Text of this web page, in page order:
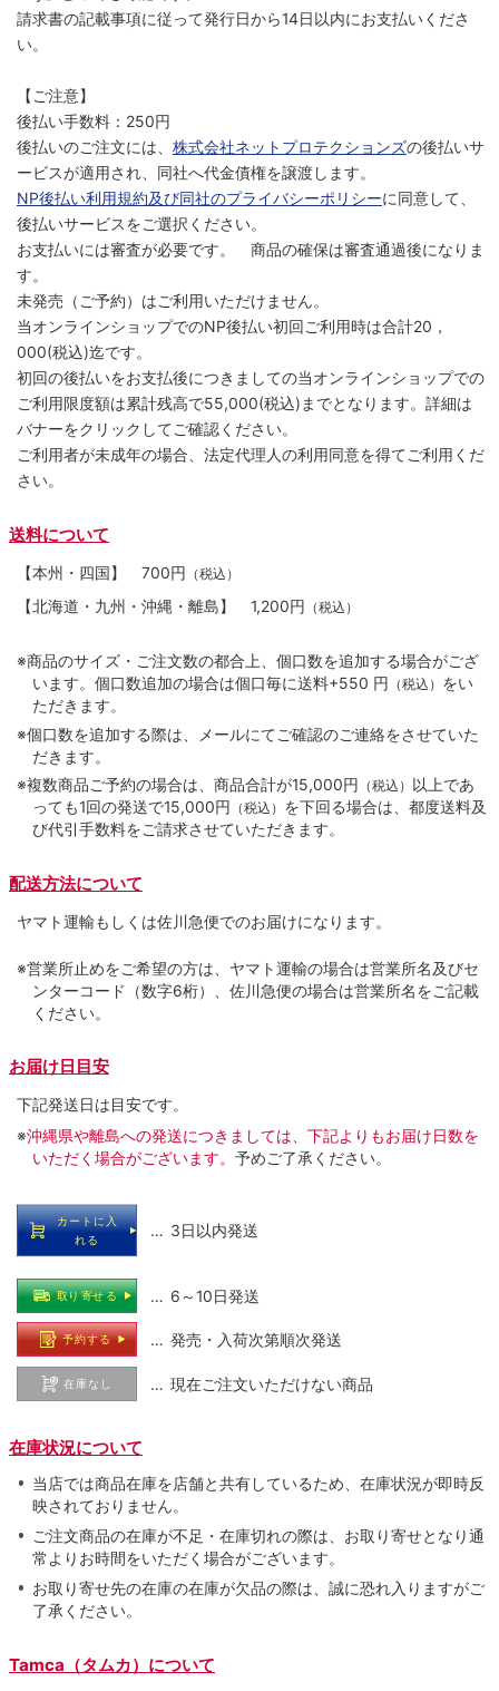
請求書の記載事項に従って発行日から14日以内にお支払いくださ
い。
【ご注意】
後払い手数料：250円
後払いのご注文には、 株式会社ネットプロテクションズの後払いサ
ービスが適用され、同社へ代金債権を譲渡します。
NP後払い利用規約及び同社のプライバシーポリシーに同意して、
後払いサービスをご選択ください。
お支払いには審査が必要です。 商品の確保は審査通過後になりま
す。
未発売（ご予約）はご利用いただけません。
当オンラインショップでのNP後払い初回ご利用時は合計20，
000(税込)迄です。
初回の後払いをお支払後につきましての当オンラインショップでの
ご利用限度額は累計残高で55,000(税込)までとなります。詳細は
バナーをクリックしてご確認ください。
ご利用者が未成年の場合、法定代理人の利用同意を得てご利用くだ
さい。
送料について
【本州・四国】 700円 （税込）
【北海道・九州・沖縄・離島】 1,200円 （税込）
※商品のサイズ・ご注文数の都合上、個口数を追加する場合がござ
います。個口数追加の場合は個口毎に送料+550 円 （税込） をい
ただきます。
※個口数を追加する際は、メールにてご確認のご連絡をさせていた
だきます。
※複数商品ご予約の場合は、商品合計が15,000円 （税込） 以上であ
っても1回の発送で15,000円 （税込） を下回る場合は、都度送料及
び代引手数料をご請求させていただきます。
配送方法について
ヤマト運輸もしくは佐川急便でのお届けになります。
※営業所止めをご希望の方は、ヤマト運輸の場合は営業所名及びセ
ンターコード（数字6桁）、佐川急便の場合は営業所名をご記載
ください。
お届け日目安
下記発送日は目安です。
※沖縄県や離島への発送につきましては、下記よりもお届け日数を
いただく場合がございます。 予めご了承ください。
カートに入
れる
… 3日以内発送
取り寄せる … 6～10日発送
予約する … 発売・入荷次第順次発送
在庫なし … 現在ご注文いただけない商品
在庫状況について
当店では商品在庫を店舗と共有しているため、在庫状況が即時反
映されておりません。
ご注文商品の在庫が不足・在庫切れの際は、お取り寄せとなり通
常よりお時間をいただく場合がございます。
お取り寄せ先の在庫の在庫が欠品の際は、誠に恐れ入りますがご
了承ください。
Tamca（タムカ）について